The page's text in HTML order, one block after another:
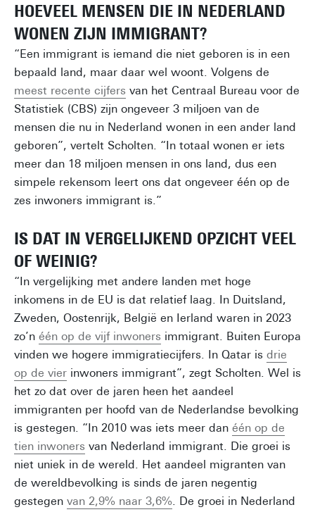
HOEVEEL MENSEN DIE IN NEDERLAND
WONEN ZIJN IMMIGRANT?
“Een immigrant is iemand die niet geboren is in een
bepaald land, maar daar wel woont. Volgens de
meest recente cijfers van het Centraal Bureau voor de
Statistiek (CBS) zijn ongeveer 3 miljoen van de
mensen die nu in Nederland wonen in een ander land
geboren”, vertelt Scholten. “In totaal wonen er iets
meer dan 18 miljoen mensen in ons land, dus een
simpele rekensom leert ons dat ongeveer één op de
zes inwoners immigrant is.”
IS DAT IN VERGELIJKEND OPZICHT VEEL
OF WEINIG?
“In vergelijking met andere landen met hoge
inkomens in de EU is dat relatief laag. In Duitsland,
Zweden, Oostenrijk, België en Ierland waren in 2023
zo’n één op de vijf inwoners immigrant. Buiten Europa
vinden we hogere immigratiecijfers. In Qatar is drie
op de vier inwoners immigrant”, zegt Scholten. Wel is
het zo dat over de jaren heen het aandeel
immigranten per hoofd van de Nederlandse bevolking
is gestegen. “In 2010 was iets meer dan één op de
tien inwoners van Nederland immigrant. Die groei is
niet uniek in de wereld. Het aandeel migranten van
de wereldbevolking is sinds de jaren negentig
gestegen van 2,9% naar 3,6%. De groei in Nederland